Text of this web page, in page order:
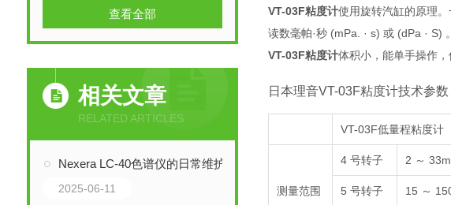
查看全部
相关文章
RELATED ARTICLES
Nexera LC-40色谱仪的日常维护
2025-06-11
VT-03F粘度计使用旋转汽缸的原理
读数毫帕·秒 (mPa. · s) 或 (dPa · S)
VT-03F粘度计体积小，能单手操作，
日本理音VT-03F粘度计技术参数
VT-03F低量程粘度计
测量范围
4 号转子 2 ～
5 号转子 15 ～